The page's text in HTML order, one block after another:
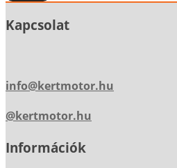
Kapcsolat
info@kertmotor.hu
@kertmotor.hu
Információk